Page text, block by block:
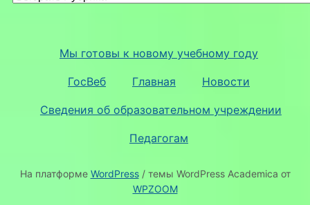
Мы готовы к новому учебному году
ГосВеб Главная Новости
Сведения об образовательном учреждении
Педагогам
На платформе WordPress/ темы WordPress Academica от
WPZOOM